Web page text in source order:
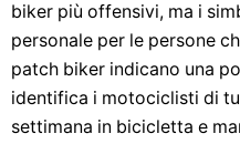
biker più offensivi, ma i
personale per le persone
patch biker indicano una
identifica i motociclisti di
settimana in bicicletta e